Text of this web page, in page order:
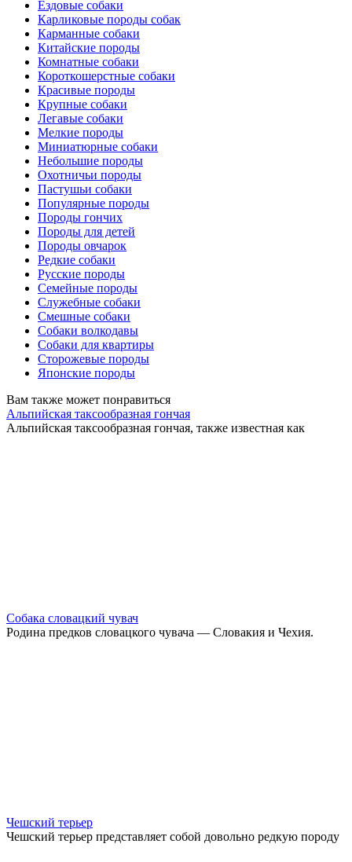
Ездовые собаки
Карликовые породы собак
Карманные собаки
Китайские породы
Комнатные собаки
Короткошерстные собаки
Красивые породы
Крупные собаки
Легавые собаки
Мелкие породы
Миниатюрные собаки
Небольшие породы
Охотничьи породы
Пастушьи собаки
Популярные породы
Породы гончих
Породы для детей
Породы овчарок
Редкие собаки
Русские породы
Семейные породы
Служебные собаки
Смешные собаки
Собаки волкодавы
Собаки для квартиры
Сторожевые породы
Японские породы
Вам также может понравиться
Альпийская таксообразная гончая
Альпийская таксообразная гончая, также известная как
Собака словацкий чувач
Родина предков словацкого чувача — Словакия и Чехия.
Чешский терьер
Чешский терьер представляет собой довольно редкую породу